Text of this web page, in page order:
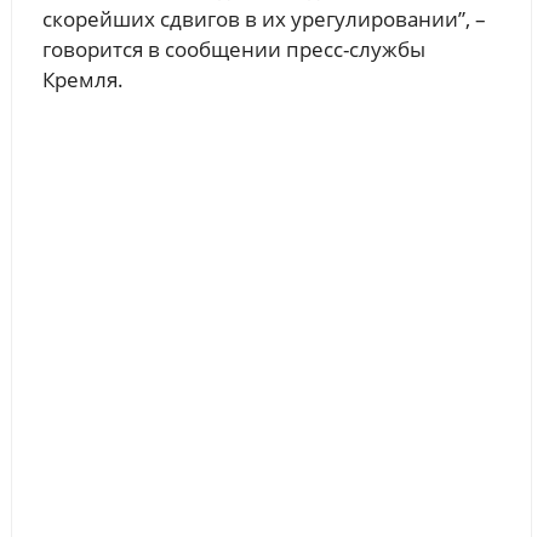
скорейших сдвигов в их урегулировании”, –
говорится в сообщении пресс-службы
Кремля.